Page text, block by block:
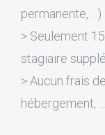
permanente, ...)
> Seulement
stagiaire
> Aucun frais
hébergement,